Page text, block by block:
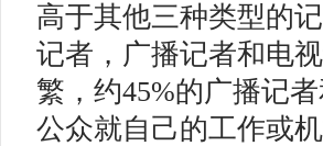
高于其他三种类型的
记者，广播记者和电
繁，约45%的广播记
公众就自己的工作或